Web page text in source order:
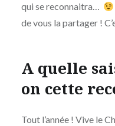
qui se reconnaitra…
de vous la partager !
A quelle
on cette
Tout l’année ! Vive le